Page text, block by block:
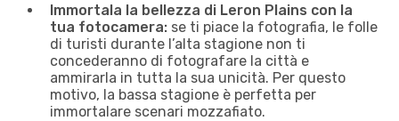
Immortala la bellezza di Leron Plains con la
tua fotocamera: se ti piace la fotografia, le folle
di turisti durante l’alta stagione non ti
concederanno di fotografare la città e
ammirarla in tutta la sua unicità. Per questo
motivo, la bassa stagione è perfetta per
immortalare scenari mozzafiato.